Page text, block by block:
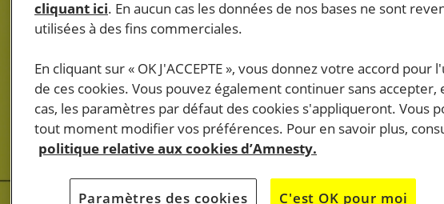
cliquant ici. En aucun cas les données de nos bases ne sont
utilisées à des fins commerciales.
En cliquant sur « OK J'ACCEPTE », vous donnez votre accord pour
de ces cookies. Vous pouvez également continuer sans accepter,
cas, les paramètres par défaut des cookies s'appliqueront. Vous
tout moment modifier vos préférences. Pour en savoir plus,
politique relative aux cookies d’Amnesty.
Paramètres des cookies C'est OK pour moi